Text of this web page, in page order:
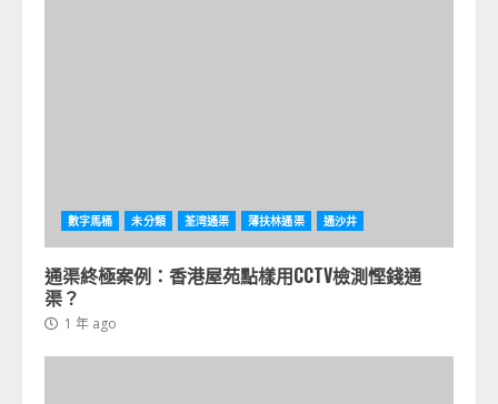
數字馬桶 未分類 荃湾通渠 薄扶林通渠 通沙井
通渠終極案例：香港屋苑點樣用CCTV檢測慳錢通
渠？
1 年 ago